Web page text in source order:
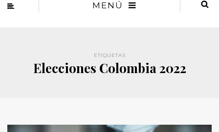
MENÚ
ETIQUETAS
Elecciones Colombia 2022